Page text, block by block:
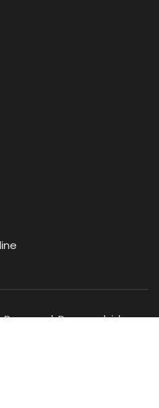
Reserved. Desenvolvido por